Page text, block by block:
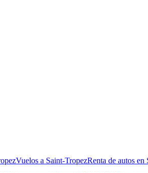
Vuelos a Saint-TropezRenta de autos en